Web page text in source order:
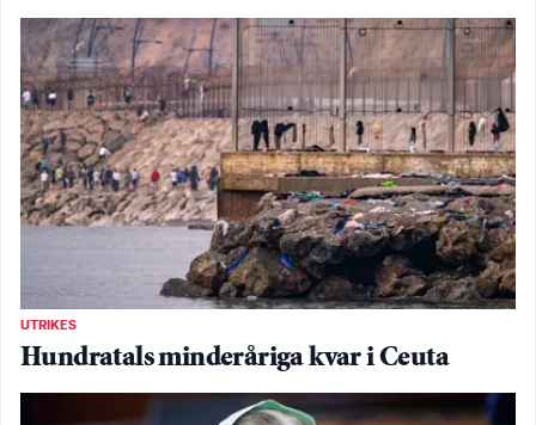
UTRIKES
Hundratals minderåriga kvar i Ceuta